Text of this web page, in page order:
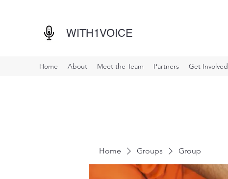
WITH1VOICE
Home About Meet the Team Partners Get Involved
Home Groups Group